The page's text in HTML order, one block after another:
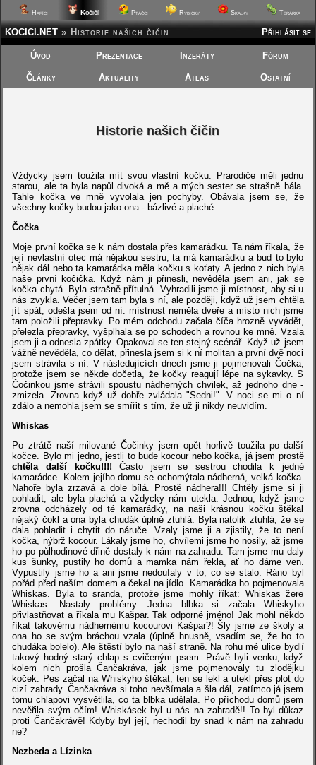
Hafíci Kočičí Ptáčci Rybičky Skalky Terárka
Přihlásit se
KOCICI.NET » Historie našich čičin
Úvod Prezentace Inzeráty Fórum
Články Aktuality Atlas Ostatní
Historie našich čičin
Vždycky jsem toužila mít svou vlastní kočku. Prarodiče měli jednu
starou, ale ta byla napůl divoká a mě a mých sester se strašně bála.
Tahle kočka ve mně vyvolala jen pochyby. Obávala jsem se, že
všechny kočky budou jako ona - bázlivé a plaché.
Čočka
Moje první kočka se k nám dostala přes kamarádku. Ta nám říkala, že
její nevlastní otec má nějakou sestru, ta má kamarádku a buď to bylo
nějak dál nebo ta kamarádka měla kočku s koťaty. A jedno z nich byla
naše první kočička. Když nám ji přinesli, nevěděla jsem ani, jak se
kočka chytá. Byla strašně přítulná. Vyhradili jsme ji místnost, aby si u
nás zvykla. Večer jsem tam byla s ní, ale později, když už jsem chtěla
jít spát, odešla jsem od ní. místnost neměla dveře a místo nich jsme
tam položili přepravky. Po mém odchodu začala číča hrozně vyvádět,
přelezla přepravky, vyšplhala se po schodech a rovnou ke mně. Vzala
jsem ji a odnesla zpátky. Opakoval se ten stejný scénář. Když už jsem
vážně nevěděla, co dělat, přinesla jsem si k ní molitan a první dvě noci
jsem strávila s ní. V následujících dnech jsme ji pojmenovali Čočka,
protože jsem se někde dočetla, že kočky reagují lépe na sykavky. S
Čočinkou jsme strávili spoustu nádherných chvilek, až jednoho dne -
zmizela. Zrovna když už dobře zvládala "Sedni!". V noci se mi o ní
zdálo a nemohla jsem se smířit s tím, že už ji nikdy neuvidím.
Whiskas
Po ztrátě naší milované Čočinky jsem opět horlivě toužila po další
kočce. Bylo mi jedno, jestli to bude kocour nebo kočka, já jsem prostě
chtěla další kočku!!!! Často jsem se sestrou chodila k jedné
kamarádce. Kolem jejího domu se ochomýtala nádherná, velká kočka.
Nahoře byla zrzavá a dole bílá. Prostě nádhera!!! Chtěly jsme si ji
pohladit, ale byla plachá a vždycky nám utekla. Jednou, když jsme
zrovna odcházely od té kamarádky, na naši krásnou kočku štěkal
nějaký čokl a ona byla chudák úplně ztuhlá. Byla natolik ztuhlá, že se
dala pohladit i chytit do náruče. Vzaly jsme ji a zjistily, že to není
kočka, nýbrž kocour. Lákaly jsme ho, chvílemi jsme ho nosily, až jsme
ho po půlhodinové dřině dostaly k nám na zahradu. Tam jsme mu daly
kus šunky, pustily ho domů a mamka nám řekla, ať ho dáme ven.
Vypustily jsme ho a ani jsme nedoufaly v to, co se stalo. Ráno byl
pořád před naším domem a čekal na jídlo. Kamarádka ho pojmenovala
Whiskas. Byla to sranda, protože jsme mohly říkat: Whiskas žere
Whiskas. Nastaly problémy. Jedna blbka si začala Whiskyho
přivlastňovat a říkala mu Kašpar. Tak odporné jméno! Jak mohl někdo
říkat takovému nádhernému kocourovi Kašpar?! Šly jsme ze školy a
ona ho se svým bráchou vzala (úplně hnusně, vsadím se, že ho to
chudáka bolelo). Ale štěstí bylo na naší straně. Na rohu mé ulice bydlí
takový hodný starý chlap s cvičeným psem. Právě byli venku, když
kolem nich prošla Čančakráva, jak jsme pojmenovaly tu zlodějku
koček. Pes začal na Whiskyho štěkat, ten se lekl a utekl přes plot do
cizí zahrady. Čančakráva si toho nevšímala a šla dál, zatímco já jsem
tomu chlapovi vysvětlila, co ta blbka udělala. Po příchodu domů jsem
nevěřila svým očím! Whiskásek byl u nás na zahradě!! To byl důkaz
proti Čančakrávě! Kdyby byl její, nechodil by snad k nám na zahradu
ne?
Nezbeda a Lízinka